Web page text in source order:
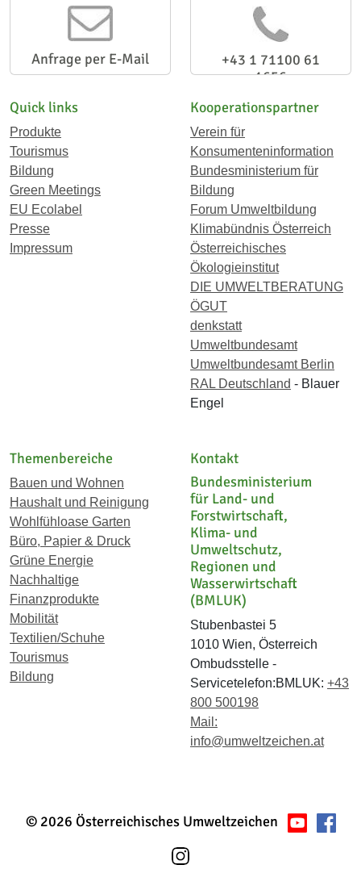
Anfrage per E-Mail
+43 1 71100 61
1656
Quick links
Produkte
Tourismus
Bildung
Green Meetings
EU Ecolabel
Presse
Impressum
Kooperationspartner
Verein für
Konsumenteninformation
Bundesministerium für
Bildung
Forum Umweltbildung
Klimabündnis Österreich
Österreichisches
Ökologieinstitut
DIE UMWELTBERATUNG
ÖGUT
denkstatt
Umweltbundesamt
Umweltbundesamt Berlin
RAL Deutschland - Blauer
Engel
Themenbereiche
Bauen und Wohnen
Haushalt und Reinigung
Wohlfühloase Garten
Büro, Papier & Druck
Grüne Energie
Nachhaltige
Finanzprodukte
Mobilität
Textilien/Schuhe
Tourismus
Bildung
Kontakt
Bundesministerium
für Land- und
Forstwirtschaft,
Klima- und
Umweltschutz,
Regionen und
Wasserwirtschaft
(BMLUK)
Stubenbastei 5
1010 Wien, Österreich
Ombudsstelle -
Servicetelefon:BMLUK: +43
800 500198
Mail:
info@umweltzeichen.at
© 2026 Österreichisches Umweltzeichen